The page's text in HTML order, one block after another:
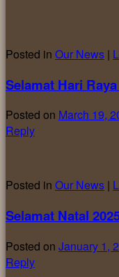
Posted in Our News |
Selamat Hari
Posted on March 19,
Reply
Posted in Our News |
Selamat Natal
Posted on January 1,
Reply